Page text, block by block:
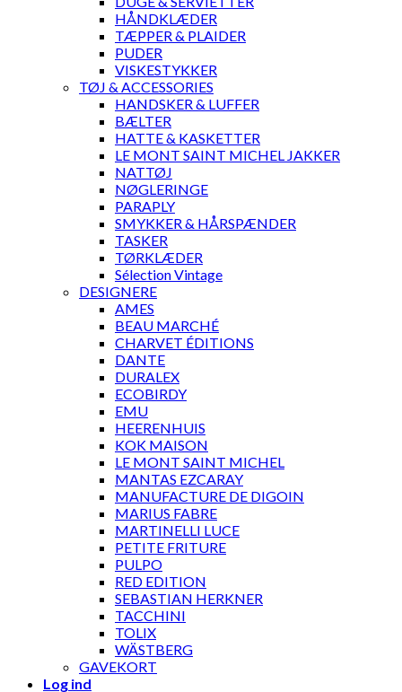
HÅNDKLÆDER
TÆPPER & PLAIDER
PUDER
VISKESTYKKER
TØJ & ACCESSORIES
HANDSKER & LUFFER
BÆLTER
HATTE & KASKETTER
LE MONT SAINT MICHEL JAKKER
NATTØJ
NØGLERINGE
PARAPLY
SMYKKER & HÅRSPÆNDER
TASKER
TØRKLÆDER
Sélection Vintage
DESIGNERE
AMES
BEAU MARCHÉ
CHARVET ÉDITIONS
DANTE
DURALEX
ECOBIRDY
EMU
HEERENHUIS
KOK MAISON
LE MONT SAINT MICHEL
MANTAS EZCARAY
MANUFACTURE DE DIGOIN
MARIUS FABRE
MARTINELLI LUCE
PETITE FRITURE
PULPO
RED EDITION
SEBASTIAN HERKNER
TACCHINI
TOLIX
WÄSTBERG
GAVEKORT
Log ind